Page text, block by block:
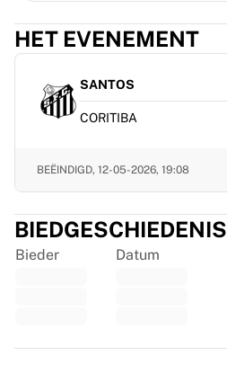
Cricket
England Cricket
Delhi Capitals
West Indies
Cricket Ireland
IJshockey
Aalborg Pirates
NHL Alumni
Bekijk alles over ijshockey
HET EVENEMENT
SANTOS
CORITIBA
BEËINDIGD, 12-05-2026, 19:08
BIEDGESCHIEDENIS
Bieder Datum